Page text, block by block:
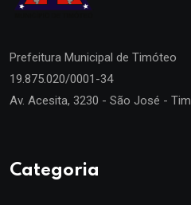
Prefeitura Municipal de Timóteo
19.875.020/0001-34
Av. Acesita, 3230 - São José -
Categoria